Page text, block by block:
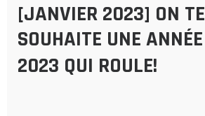
[JANVIER 2023] ON TE
SOUHAITE UNE ANNÉE
2023 QUI ROULE!